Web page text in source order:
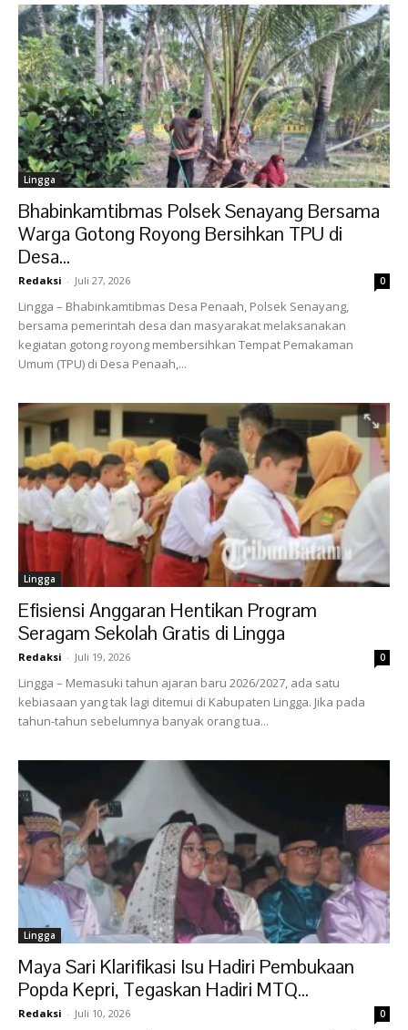
Lingga
Bhabinkamtibmas Polsek Senayang Bersama
Warga Gotong Royong Bersihkan TPU di
Desa...
Redaksi - Juli 27, 2026 0
Lingga – Bhabinkamtibmas Desa Penaah, Polsek Senayang,
bersama pemerintah desa dan masyarakat melaksanakan
kegiatan gotong royong membersihkan Tempat Pemakaman
Umum (TPU) di Desa Penaah,...
Lingga
Efisiensi Anggaran Hentikan Program
Seragam Sekolah Gratis di Lingga
Redaksi - Juli 19, 2026 0
Lingga – Memasuki tahun ajaran baru 2026/2027, ada satu
kebiasaan yang tak lagi ditemui di Kabupaten Lingga. Jika pada
tahun-tahun sebelumnya banyak orang tua...
Lingga
Maya Sari Klarifikasi Isu Hadiri Pembukaan
Popda Kepri, Tegaskan Hadiri MTQ...
Redaksi - Juli 10, 2026 0